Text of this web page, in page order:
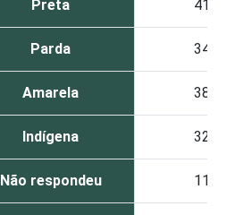
Preta 41
Parda 34
Amarela 38
Indígena 32
Não respondeu 11